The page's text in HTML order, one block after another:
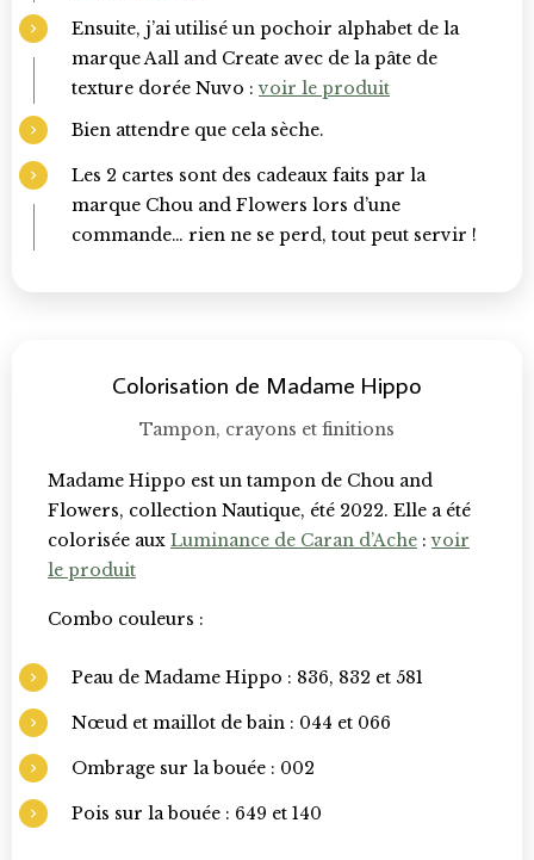
Ensuite, j’ai utilisé un pochoir alphabet de la
marque Aall and Create avec de la pâte de
texture dorée Nuvo :voir le produit
Bien attendre que cela sèche.
Les 2 cartes sont des cadeaux faits par la
marque Chou and Flowers lors d’une
commande… rien ne se perd, tout peut servir !
Colorisation de Madame Hippo
Tampon, crayons et finitions
Madame Hippo est un tampon de Chou and
Flowers, collection Nautique, été 2022. Elle a été
colorisée aux Luminance de Caran d’Ache :voir
le produit
Combo couleurs :
Peau de Madame Hippo : 836, 832 et 581
Nœud et maillot de bain : 044 et 066
Ombrage sur la bouée : 002
Pois sur la bouée : 649 et 140